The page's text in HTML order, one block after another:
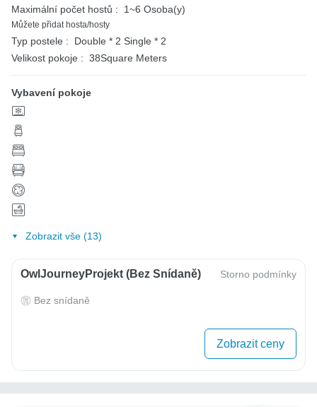
Maximální počet hostů : 1~6 Osoba(y)
Můžete přidat hosta/hosty
Typ postele : Double * 2 Single * 2
Velikost pokoje : 38Square Meters
Vybavení pokoje
Zobrazit vše (13)
OwlJourneyProjekt (bez Snídaně) Storno podmínky
Bez snídaně
Zobrazit ceny